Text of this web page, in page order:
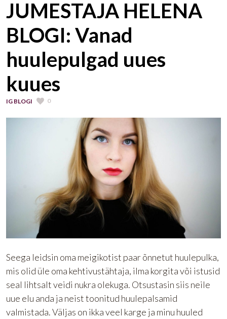
JUMESTAJA HELENA
BLOGI: Vanad
huulepulgad uues
kuues
IG BLOGI 0
Seega leidsin oma meigikotist paar õnnetut huulepulka,
mis olid üle oma kehtivustähtaja, ilma korgita või istusid
seal lihtsalt veidi nukra olekuga. Otsustasin siis neile
uue elu anda ja neist toonitud huulepalsamid
valmistada. Väljas on ikka veel karge ja minu huuled